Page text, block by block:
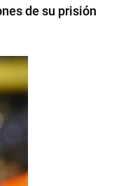
de su prisión